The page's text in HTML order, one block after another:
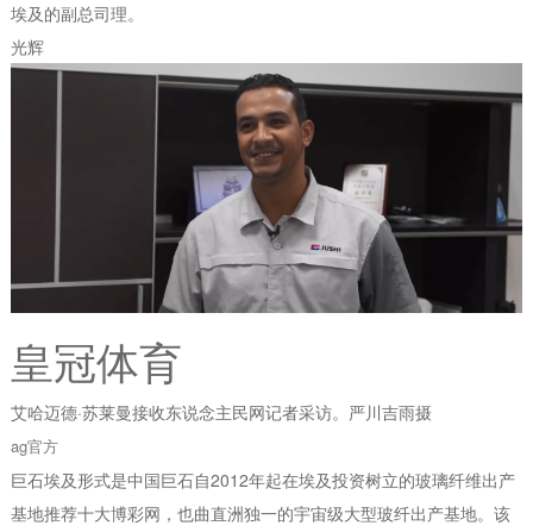
埃及的副总司理。
光辉
皇冠体育
艾哈迈德·苏莱曼接收东说念主民网记者采访。严川吉雨摄
ag官方
巨石埃及形式是中国巨石自2012年起在埃及投资树立的玻璃纤维出产
基地推荐十大博彩网，也曲直洲独一的宇宙级大型玻纤出产基地。该